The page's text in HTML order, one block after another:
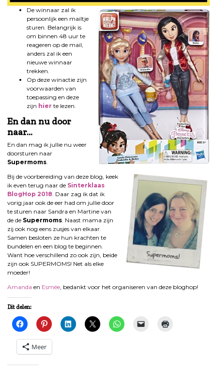
De winnaar zal ik
persoonlijk een mailtje
sturen. Belangrijk is
om binnen 48 uur te
reageren op de mail,
anders zal ik een
nieuwe winnaar
trekken.
Op deze winactie zijn
voorwaarden van
toepassing en deze
zijn hier te lezen.
En dan nu door
naar…
En dan mag ik jullie nu weer
doorsturen naar
Supermoms
Bij de voorbereiding van deze blog, keek
ik even terug naar de Sinterklaas
BlogHop 2018 . Daar zag ik dat ik
vorig jaar ook de eer had om jullie door
te sturen naar Sandra en Martine van
de de Supermoms . Naast mama zijn
zij ook nog eens zusjes van elkaar.
Samen besloten ze hun krachten te
bundelen en een blog te beginnen.
Want hoe verschillend zo ook zijn, beide
zijn ook SUPERMOMS! Net als elke
moeder!
Amanda en Esmée , bedankt voor het organiseren van deze bloghop!
Dit delen:
Meer